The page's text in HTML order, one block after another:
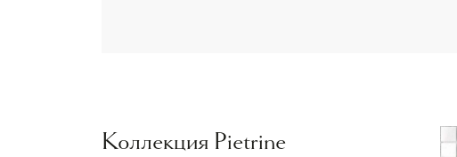
Коллекция Pietrine